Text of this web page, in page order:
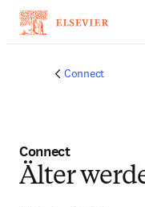
Connect
Connect
Älter